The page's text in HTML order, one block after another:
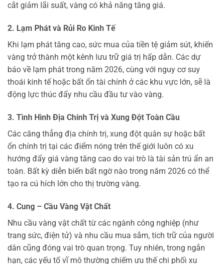
cắt giảm lãi suất, vàng có khả năng tăng giá.
2. Lạm Phát và Rủi Ro Kinh Tế
Khi lạm phát tăng cao, sức mua của tiền tệ giảm sút, khiến
vàng trở thành một kênh lưu trữ giá trị hấp dẫn. Các dự
báo về lạm phát trong năm 2026, cùng với nguy cơ suy
thoái kinh tế hoặc bất ổn tài chính ở các khu vực lớn, sẽ là
động lực thúc đẩy nhu cầu đầu tư vào vàng.
3. Tình Hình Địa Chính Trị và Xung Đột Toàn Cầu
Các căng thẳng địa chính trị, xung đột quân sự hoặc bất
ổn chính trị tại các điểm nóng trên thế giới luôn có xu
hướng đẩy giá vàng tăng cao do vai trò là tài sản trú ẩn an
toàn. Bất kỳ diễn biến bất ngờ nào trong năm 2026 có thể
tạo ra cú hích lớn cho thị trường vàng.
4. Cung – Cầu Vàng Vật Chất
Nhu cầu vàng vật chất từ các ngành công nghiệp (như
trang sức, điện tử) và nhu cầu mua sắm, tích trữ của người
dân cũng đóng vai trò quan trọng. Tuy nhiên, trong ngắn
hạn, các yếu tố vĩ mô thường chiếm ưu thế chi phối xu